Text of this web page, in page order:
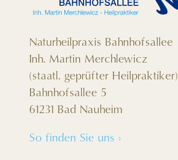
Naturheilpraxis Bahnhofsallee
Inh. Martin Merchlewicz
(staatl. geprüfter Heilpraktiker)
Bahnhofsallee 5
61231 Bad Nauheim
So finden Sie uns ›